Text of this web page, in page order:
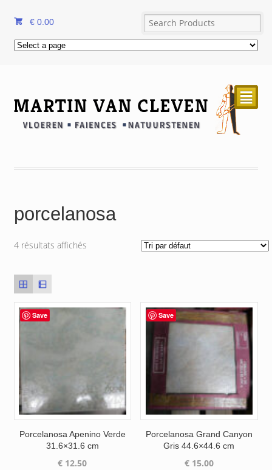
€ 0.00
²
porcelanosa
4 résultats affichés
Save
Porcelanosa Apenino Verde
31.6×31.6 cm
€ 12.50
Save
Porcelanosa Grand Canyon
Gris 44.6×44.6 cm
€15.00